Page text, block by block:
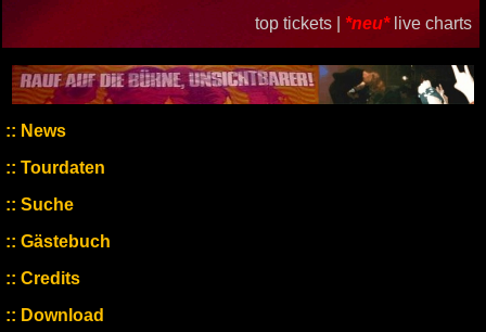
top tickets | *neu* live charts
News
Tourdaten
Suche
Gästebuch
Credits
Download